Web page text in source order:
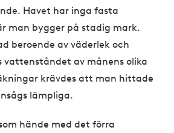
Havet har inga fasta
man bygger på stadig mark.
beroende av väderlek och
vattenståndet av månens olika
krävdes att man hittade
lämpliga.
hände med det förra